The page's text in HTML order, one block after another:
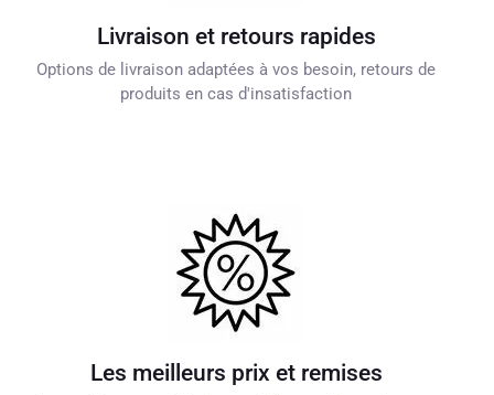
Livraison et retours rapides
Options de livraison adaptées à vos besoin, retours de
produits en cas d'insatisfaction
Les meilleurs prix et remises